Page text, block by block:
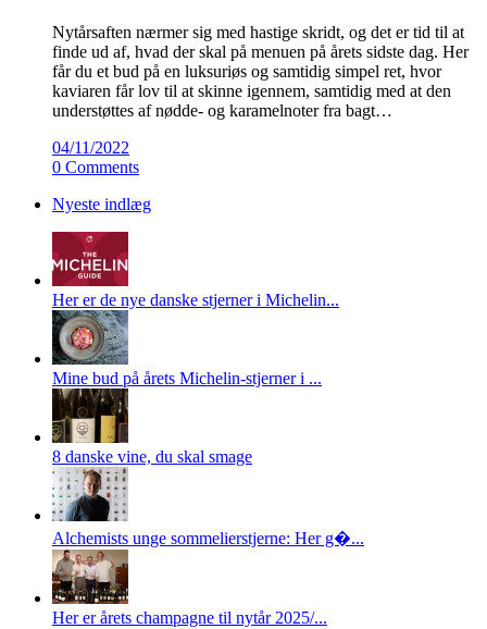
Nytårsaften nærmer sig med hastige skridt, og det er tid til at
finde ud af, hvad der skal på menuen på årets sidste dag. Her
får du et bud på en luksuriøs og samtidig simpel ret, hvor
kaviaren får lov til at skinne igennem, samtidig med at den
understøttes af nødde- og karamelnoter fra bagt…
04/11/2022
0 Comments
Nyeste indlæg
Her er de nye danske stjerner i Michelin...
Mine bud på årets Michelin-stjerner i ...
8 danske vine, du skal smage
Alchemists unge sommelierstjerne: Her g�...
Her er årets champagne til nytår 2025/...